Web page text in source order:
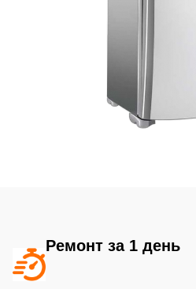
Ремонт за 1 день